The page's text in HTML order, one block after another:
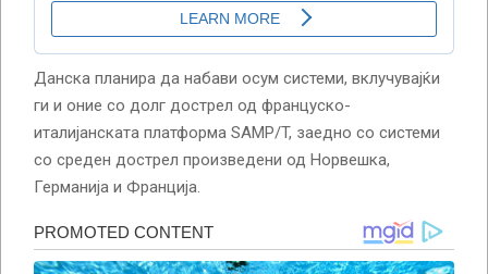
Данска планира да набави осум системи, вклучувајќи
ги и оние со долг дострел од француско-
италијанската платформа SAMP/T, заедно со системи
со среден дострел произведени од Норвешка,
Германија и Франција.